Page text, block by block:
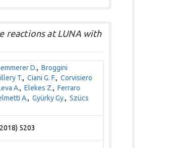
reactions at LUNA with
D., Broggini
T., Ciani G. F., Corvisiero
A., Elekes Z., Ferraro
A., Gyürky Gy., Szücs
5203